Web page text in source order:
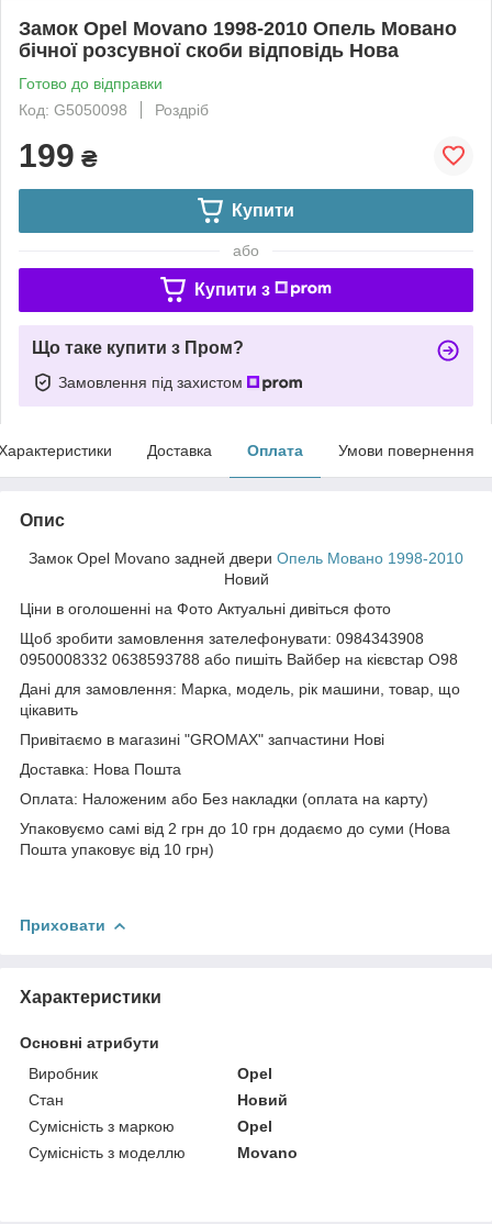
Замок Opel Movano 1998-2010 Опель Мовано
бічної розсувної скоби відповідь Нова
Готово до відправки
Код: G5050098
Роздріб
199 ₴
Купити
або
Купити з
Що таке купити з Пром?
Замовлення під захистом
Доставка Оплата Умови повернення
Опис
Замок Opel Movano задней двери Опель Мовано 1998-2010
Новий
Ціни в оголошенні на Фото Актуальні дивіться фото
Щоб зробити замовлення зателефонувати: 0984343908
0950008332 0638593788 або пишіть Вайбер на кієвстар О98
Дані для замовлення: Марка, модель, рік машини, товар, що
цікавить
Привітаємо в магазині "GROMAX" запчастини Нові
Доставка: Нова Пошта
Оплата: Наложеним або Без накладки (оплата на карту)
Упаковуємо самі від 2 грн до 10 грн додаємо до суми (Нова
Пошта упаковує від 10 грн)
Приховати
Характеристики
Основні атрибути
Виробник
Opel
Стан
Новий
Сумісність з маркою
Opel
Сумісність з моделлю
Movano